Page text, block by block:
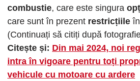
combustie, care este singura
care sunt în prezent restricțiile
(Continuați să citiți după
Citește și: Din mai 2024, noi
intra în vigoare pentru toți
vehicule cu motoare cu ardere